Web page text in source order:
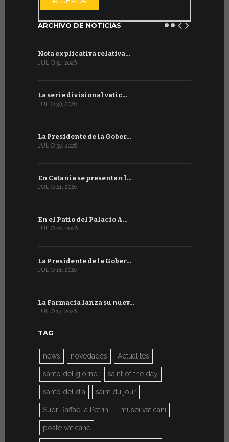
ARCHIVO DE NOTICIAS
Nota explicativa relativa…
JULIO 31, 2026
La serie divisional vatic…
JULIO 30, 2026
La Presidente de la Gober…
JULIO 30, 2026
En Catania se presentan l…
JULIO 21, 2026
En el Patio del Palacio A…
JULIO 20, 2026
La Presidente de la Gober…
JULIO 18, 2026
La Farmacia lanza su nuev…
JULIO 17, 2026
TAG
news novedades Actualités
santo del giorno saint of the day
santo del día saint du jour
Suor Raffaella Petrini musei vaticani
poste vaticane